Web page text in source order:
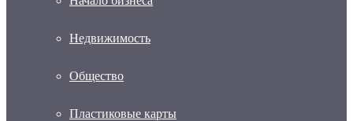
Недвижимость
Общество
Пластиковые карты